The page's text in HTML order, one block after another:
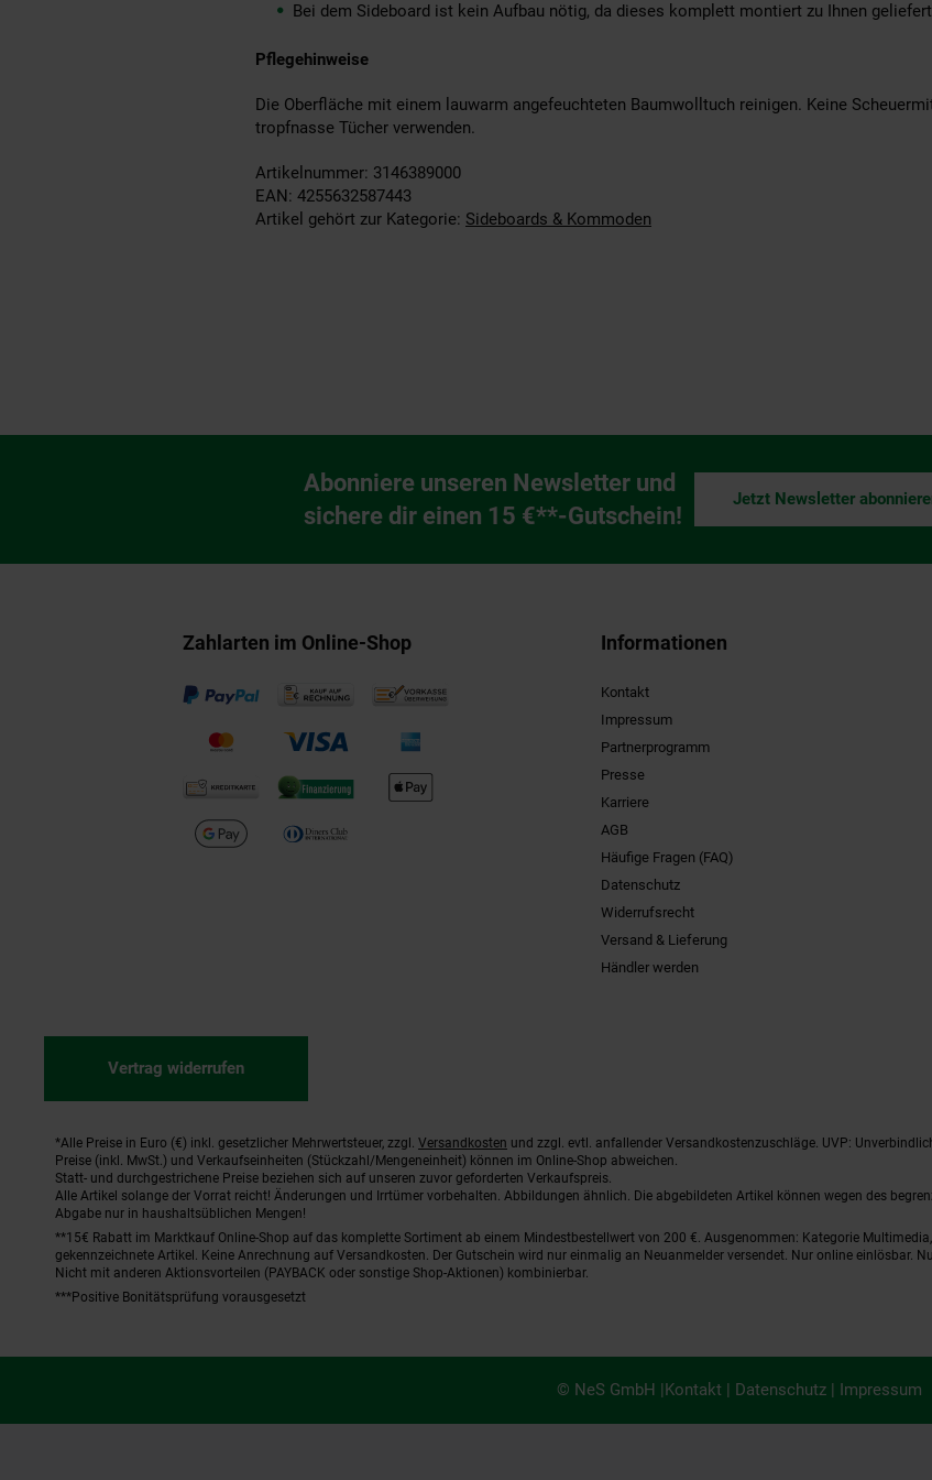
Bei dem Sideboard ist kein Aufbau nötig, da dieses komplett montiert zu Ihnen
Pflegehinweise
Die Oberfläche mit einem lauwarm angefeuchteten Baumwolltuch reinigen. Keine
tropfnasse Tücher verwenden.
Artikelnummer: 3146389000
EAN: 4255632587443
Artikel gehört zur Kategorie: Sideboards & Kommoden
Newsletter Anmeldung
Abonniere unseren Newsletter und
sichere dir einen 15 €**-Gutschein!
Jetzt Newsletter
Zahlarten im Online-Shop Informationen
Kontakt
Impressum
Partnerprogramm
Presse
Karriere
AGB
Häufige Fragen (FAQ)
Datenschutz
Widerrufsrecht
Versand & Lieferung
Händler werden
Vertrag widerrufen
Fußnoten
*Alle Preise in Euro (€) inkl. gesetzlicher Mehrwertsteuer, zzgl. Versandkosten und zzgl. evtl. anfallender Versandkostenzuschläge. UVP:
Preise (inkl. MwSt.) und Verkaufseinheiten (Stückzahl/Mengeneinheit) können im Online-Shop abweichen.
Statt- und durchgestrichene Preise beziehen sich auf unseren zuvor geforderten Verkaufspreis.
Alle Artikel solange der Vorrat reicht! Änderungen und Irrtümer vorbehalten. Abbildungen ähnlich. Die abgebildeten Artikel können wegen des
Abgabe nur in haushaltsüblichen Mengen!
**15€ Rabatt im Marktkauf Online-Shop auf das komplette Sortiment ab einem Mindestbestellwert von 200 €. Ausgenommen: Kategorie
gekennzeichnete Artikel. Keine Anrechnung auf Versandkosten. Der Gutschein wird nur einmalig an Neuanmelder versendet. Nur online einlösbar.
Nicht mit anderen Aktionsvorteilen (PAYBACK oder sonstige Shop-Aktionen) kombinierbar.
***Positive Bonitätsprüfung vorausgesetzt
© NeS GmbH |Kontakt | Datenschutz | Impressum